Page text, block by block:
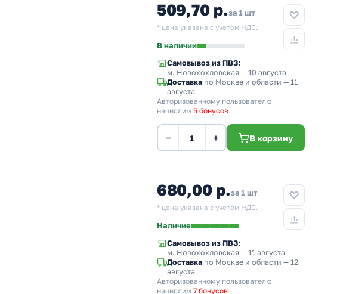
509,70 р.за 1 шт
* цена указана с учетом НДС.
В наличии
Самовывоз из ПВЗ:
м. Новохохловская — 10 августа
Доставка по Москве и области — 11
августа
Авторизованному пользователю
начислим 5 бонусов
− + В корзину
680,00 р.за 1 шт
* цена указана с учетом НДС.
Наличие
Самовывоз из ПВЗ:
м. Новохохловская — 11 августа
Доставка по Москве и области — 12
августа
Авторизованному пользователю
начислим 7 бонусов